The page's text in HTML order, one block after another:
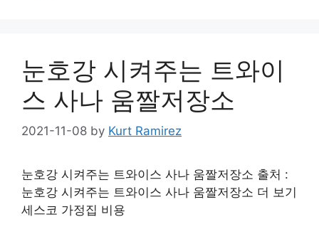
눈호강 시켜주는 트와이
스 사나 움짤저장소
2021-11-08 by Kurt Ramirez
눈호강 시켜주는 트와이스 사나 움짤저장소 출처 :
눈호강 시켜주는 트와이스 사나 움짤저장소 더 보기
세스코 가정집 비용